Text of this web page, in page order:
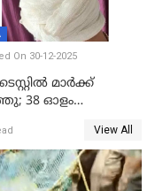
On 30-12-2025
മാർക്ക്
ഓളം
അധ്യാപകന്‍
പരാതി
View All